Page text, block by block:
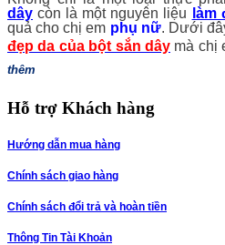
dây còn là một nguyên liệu làm
quả cho chị em phụ nữ. Dưới
đẹp da của bột sắn dâymà chị
thêm
Hỗ trợ Khách hàng
Hướng dẫn mua hàng
Chính sách giao hàng
Chính sách đổi trả và hoàn tiền
Thông Tin Tài Khoản